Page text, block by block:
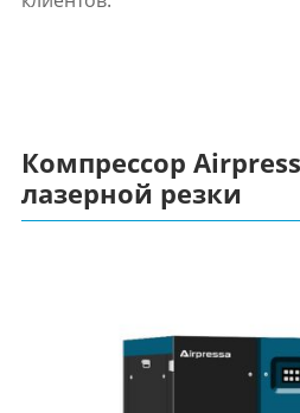
Компрессор
лазерной резки